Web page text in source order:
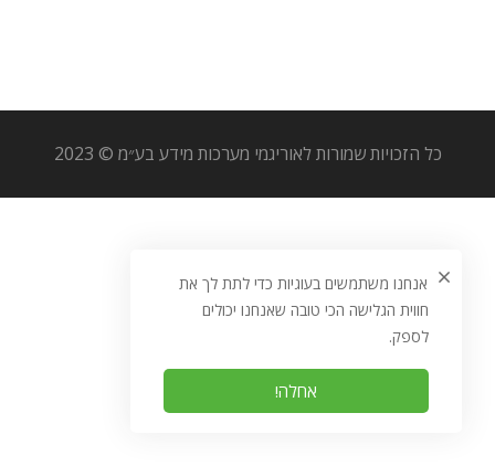
כל הזכויות שמורות לאוריגמי מערכות מידע בע״מ © 2023
אנחנו משתמשים בעוגיות כדי לתת לך את
חווית הגלישה הכי טובה שאנחנו יכולים
לספק.
אחלה!